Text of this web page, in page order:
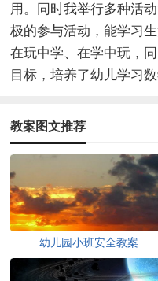
用。同时我举行多种活
极的参与活动，能学习
在玩中学、在学中玩，
目标，培养了幼儿学习数
教案图文推荐
幼儿园小班安全教案